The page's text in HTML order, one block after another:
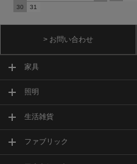
30
31
> お問い合わせ
家具
照明
生活雑貨
ファブリック